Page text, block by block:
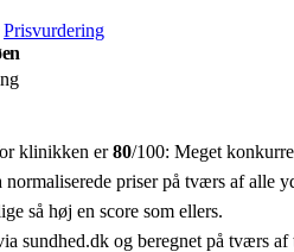
Prisvurdering
klinikken er80/100: Meget
normaliserede priser på tværs af alle
så høj en score som ellers.
sundhed.dk og beregnet på tværs